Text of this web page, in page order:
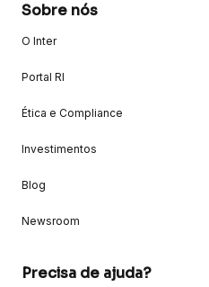
Sobre nós
O Inter
Portal RI
Ética e Compliance
Investimentos
Blog
Newsroom
Precisa de ajuda?